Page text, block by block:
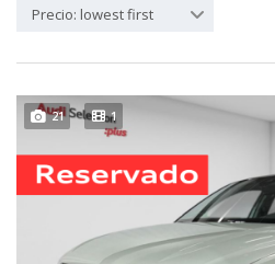
Precio: lowest first
21 1